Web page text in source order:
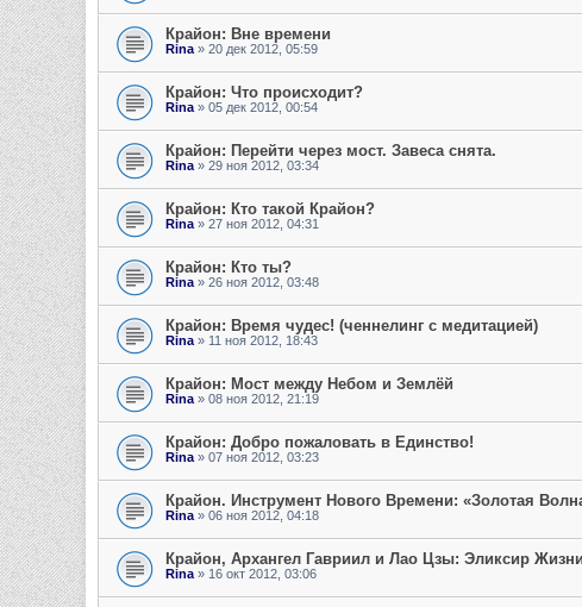
Крайон: Вне времени
Rina » 20 дек 2012, 05:59
Крайон: Что происходит?
Rina » 05 дек 2012, 00:54
Крайон: Перейти через мост. Завеса снята.
Rina » 29 ноя 2012, 03:34
Крайон: Кто такой Крайон?
Rina » 27 ноя 2012, 04:31
Крайон: Кто ты?
Rina » 26 ноя 2012, 03:48
Крайон: Время чудес! (ченнелинг с медитацией)
Rina » 11 ноя 2012, 18:43
Крайон: Мост между Небом и Землёй
Rina » 08 ноя 2012, 21:19
Крайон: Добро пожаловать в Единство!
Rina » 07 ноя 2012, 03:23
Крайон. Инструмент Нового Времени: «Золотая
Rina » 06 ноя 2012, 04:18
Крайон, Архангел Гавриил и Лао Цзы: Эликсир Жизни
Rina » 16 окт 2012, 03:06